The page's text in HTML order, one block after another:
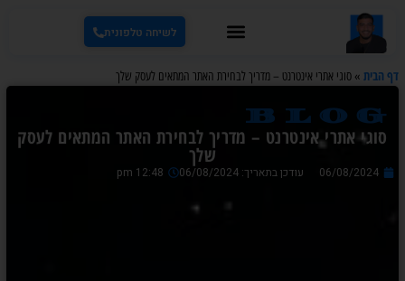
לשיחה טלפונית
דף הבית » סוגי אתרי אינטרנט – מדריך לבחירת האתר המתאים לעסק שלך
blog
סוגי אתרי אינטרנט – מדריך לבחירת האתר המתאים לעסק
שלך
06/08/2024 עודכן בתאריך: 06/08/2024 12:48 pm